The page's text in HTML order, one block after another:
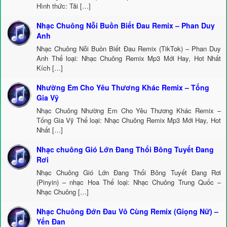
Hình thức: Tải […]
Nhạc Chuông Nỗi Buồn Biết Đau Remix – Phan Duy
Anh
Nhạc Chuông Nỗi Buồn Biết Đau Remix (TikTok) – Phan Duy
Anh Thể loại: Nhạc Chuông Remix Mp3 Mới Hay, Hot Nhất
Kích […]
Nhường Em Cho Yêu Thương Khác Remix – Tống
Gia Vỹ
Nhạc Chuông Nhường Em Cho Yêu Thương Khác Remix –
Tống Gia Vỹ Thể loại: Nhạc Chuông Remix Mp3 Mới Hay, Hot
Nhất […]
Nhạc chuông Gió Lớn Đang Thổi Bông Tuyết Đang
Rơi
Nhạc Chuông Gió Lớn Đang Thổi Bông Tuyết Đang Rơi
(Pinyin) – nhạc Hoa Thể loại: Nhạc Chuông Trung Quốc –
Nhạc Chuông […]
Nhạc Chuông Đớn Đau Vô Cùng Remix (Giọng Nữ) –
Yến Đan